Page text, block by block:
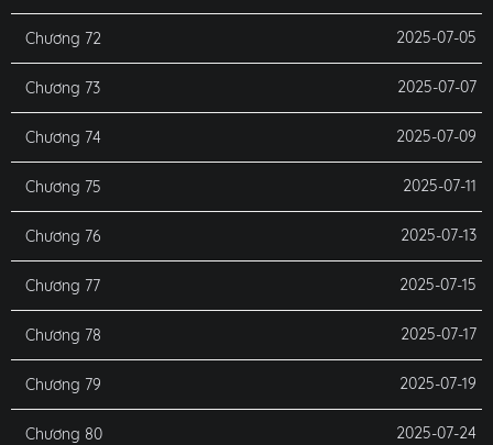
Chương 72 2025-07-05
Chương 73 2025-07-07
Chương 74 2025-07-09
Chương 75 2025-07-11
Chương 76 2025-07-13
Chương 77 2025-07-15
Chương 78 2025-07-17
Chương 79 2025-07-19
Chương 80 2025-07-24